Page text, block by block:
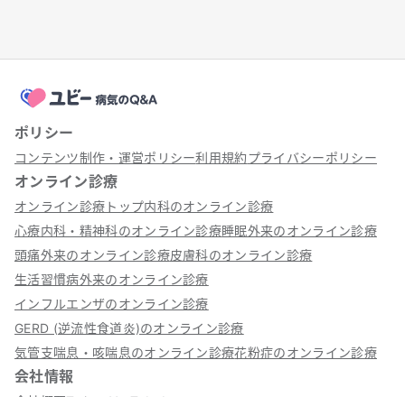
ポリシー
コンテンツ制作・運営ポリシー利用規約プライバシーポリシー
オンライン診療
オンライン診療トップ内科のオンライン診療
心療内科・精神科のオンライン診療睡眠外来のオンライン診療
頭痛外来のオンライン診療皮膚科のオンライン診療
生活習慣病外来のオンライン診療
インフルエンザのオンライン診療
GERD (逆流性食道炎)のオンライン診療
気管支喘息・咳喘息のオンライン診療花粉症のオンライン診療
会社情報